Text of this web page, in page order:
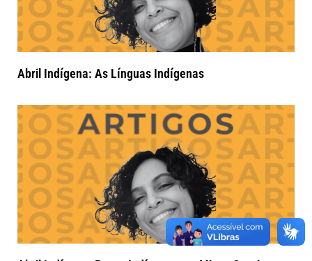
Abril Indígena: As Línguas Indígenas